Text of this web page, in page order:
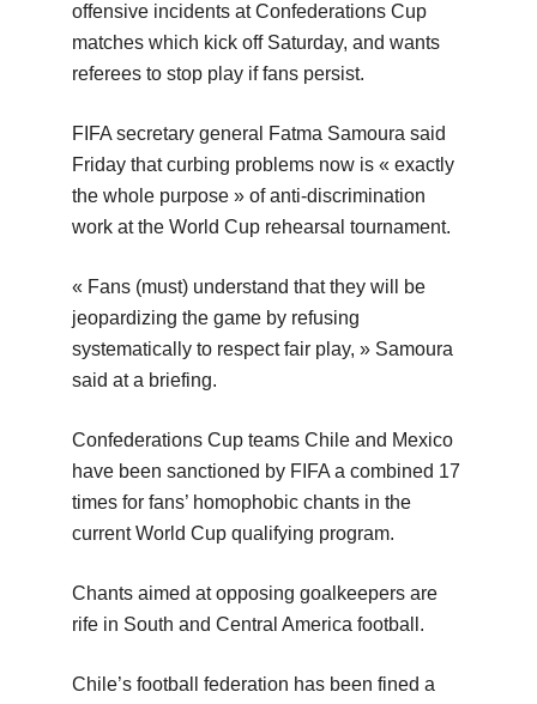
offensive incidents at Confederations Cup
matches which kick off Saturday, and wants
referees to stop play if fans persist.
FIFA secretary general Fatma Samoura said
Friday that curbing problems now is « exactly
the whole purpose » of anti-discrimination
work at the World Cup rehearsal tournament.
« Fans (must) understand that they will be
jeopardizing the game by refusing
systematically to respect fair play, » Samoura
said at a briefing.
Confederations Cup teams Chile and Mexico
have been sanctioned by FIFA a combined 17
times for fans’ homophobic chants in the
current World Cup qualifying program.
Chants aimed at opposing goalkeepers are
rife in South and Central America football.
Chile’s football federation has been fined a